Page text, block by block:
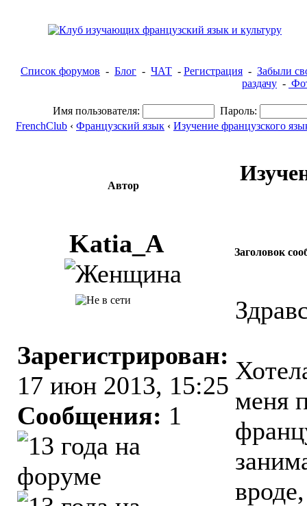
Список форумов - Блог - ЧАТ - Регистрация - Забыли
раздачу -
Имя пользователя:
Пароль:
FrenchClub ‹ Французский язык ‹ Изучение французского
Автор
Katia_A Заголовок
Зарегистрирован:
17 июн 2013, 15:25
Сообщения: 1
меня